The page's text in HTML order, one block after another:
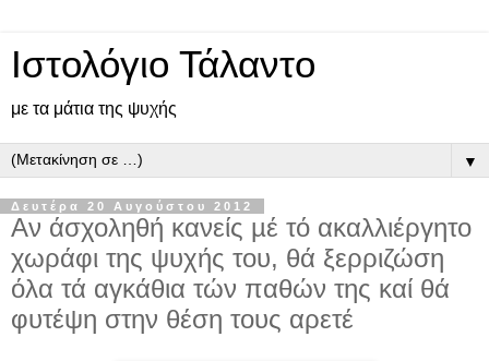
Ιστολόγιο Τάλαντο
με τα μάτια της ψυχής
▼
Δευτέρα 20 Αυγούστου 2012
Αν άσχοληθή κανείς µέ τό ακαλλιέργητο
χωράφι της ψυχής του, θά ξερριζώση
όλα τά αγκάθια τών παθών της καί θά
φυτέψη στην θέση τους αρετέ